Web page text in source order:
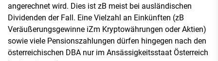
angerechnet wird. Dies ist zB meist bei ausländischen
Dividenden der Fall. Eine Vielzahl an Einkünften (zB
Veräußerungsgewinne iZm Kryptowährungen oder Aktien)
sowie viele Pensionszahlungen dürfen hingegen nach den
österreichischen DBA nur im Ansässigkeitsstaat Österreich